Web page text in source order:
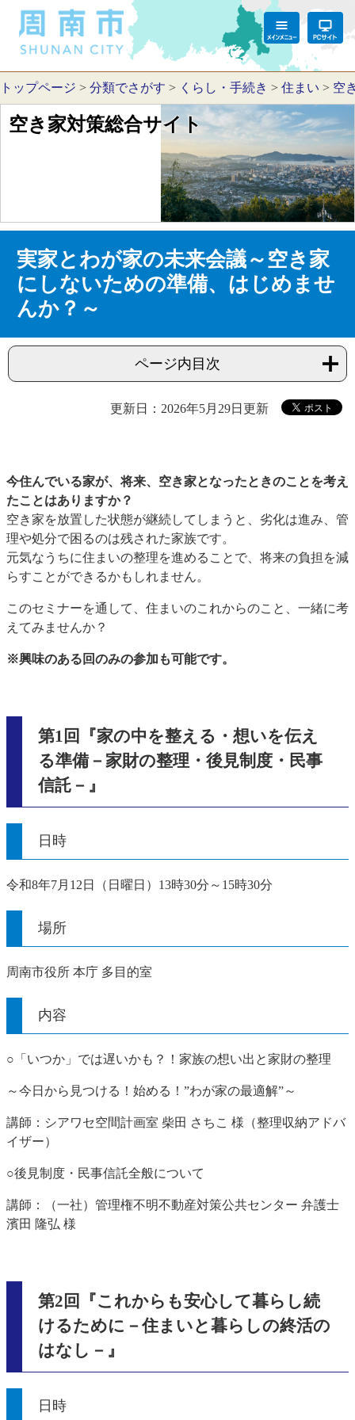
トップページ > 分類でさがす > くらし・手続き > 住まい > 空
空き家対策総合サイト
実家とわが家の未来会議～空き家
にしないための準備、はじめませ
んか？～
ページ内目次
更新日：2026年5月29日更新
今住んでいる家が、将来、空き家となったときのことを考え
たことはありますか？
空き家を放置した状態が継続してしまうと、劣化は進み、管
理や処分で困るのは残された家族です。
元気なうちに住まいの整理を進めることで、将来の負担を減
らすことができるかもしれません。
このセミナーを通して、住まいのこれからのこと、一緒に考
えてみませんか？
※興味のある回のみの参加も可能です。
第1回『家の中を整える・想いを伝え
る準備－家財の整理・後見制度・民事
信託－』
日時
令和8年7月12日（日曜日）13時30分～15時30分
場所
周南市役所 本庁 多目的室
内容
○「いつか」では遅いかも？！家族の想い出と家財の整理
～今日から見つける！始める！”わが家の最適解”～
講師：シアワセ空間計画室 柴田 さちこ 様（整理収納アドバ
イザー）
○後見制度・民事信託全般について
講師：（一社）管理権不明不動産対策公共センター 弁護士
濱田 隆弘 様
第2回『これからも安心して暮らし続
けるために－住まいと暮らしの終活の
はなし－』
日時